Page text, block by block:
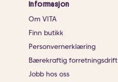
Informasjon
Om VITA
Finn butikk
Personvernerklæring
Bærekraftig forretningsdrift
Jobb hos oss